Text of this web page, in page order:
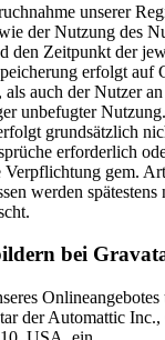
unserer
der Nutzung des
den Zeitpunkt der
erfolgt auf
als auch der Nutzer
unbefugter
grundsätzlich
erforderlich
Verpflichtung gem.
werden spätestens
bei
der Automattic Inc.,